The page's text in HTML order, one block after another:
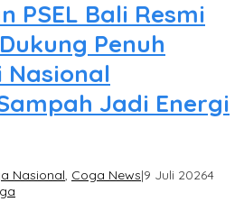
PSEL Bali Resmi
Penuh
Jadi Energi
Nasional, Coga News|9 Juli 20264